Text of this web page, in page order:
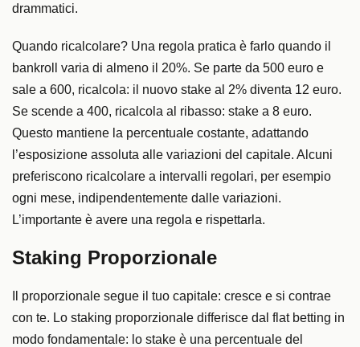
drammatici.
Quando ricalcolare? Una regola pratica è farlo quando il
bankroll varia di almeno il 20%. Se parte da 500 euro e
sale a 600, ricalcola: il nuovo stake al 2% diventa 12 euro.
Se scende a 400, ricalcola al ribasso: stake a 8 euro.
Questo mantiene la percentuale costante, adattando
l’esposizione assoluta alle variazioni del capitale. Alcuni
preferiscono ricalcolare a intervalli regolari, per esempio
ogni mese, indipendentemente dalle variazioni.
L’importante è avere una regola e rispettarla.
Staking Proporzionale
Il proporzionale segue il tuo capitale: cresce e si contrae
con te. Lo staking proporzionale differisce dal flat betting in
modo fondamentale: lo stake è una percentuale del